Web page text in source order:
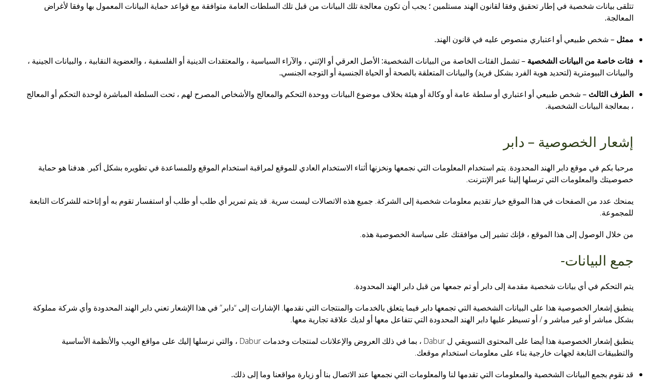
تتلقى بيانات شخصية في إطار تحقيق وفقا لقانون الهند مستلمين ؛ يجب أن تكون معالجة تلك البيانات من قبل تلك السلطات العامة متوافقة مع قواعد حماية البيانات المعمول بها وفقا لأغراض
المعالجة.
ممثل – شخص طبيعي أو اعتباري منصوص عليه في قانون الهند.
فئات خاصة من البيانات الشخصية – تشمل الفئات الخاصة من البيانات الشخصية: الأصل العرقي أو الإثني ، والآراء السياسية ، والمعتقدات الدينية أو الفلسفية ، والعضوية النقابية ، والبيانات الجينية ،
والبيانات البيومترية (لتحديد هوية الفرد بشكل فريد) والبيانات المتعلقة بالصحة أو الحياة الجنسية أو التوجه الجنسي.
الطرف الثالث – شخص طبيعي أو اعتباري أو سلطة عامة أو وكالة أو هيئة بخلاف موضوع البيانات ووحدة التحكم والمعالج والأشخاص المصرح لهم ، تحت السلطة المباشرة لوحدة التحكم أو المعالج
، بمعالجة البيانات الشخصية.
إشعار الخصوصية – دابر
مرحبا بكم في موقع دابر الهند المحدودة. يتم استخدام المعلومات التي نجمعها ونخزنها أثناء الاستخدام العادي للموقع لمراقبة استخدام الموقع وللمساعدة في تطويره بشكل أكبر. هدفنا هو حماية
خصوصيتك والمعلومات التي ترسلها إلينا عبر الإنترنت.
يمنحك عدد من الصفحات في هذا الموقع خيار تقديم معلومات شخصية إلى الشركة. جميع هذه الاتصالات ليست سرية. قد يتم تمرير أي طلب أو طلب أو استفسار تقوم به أو إتاحته للشركات التابعة
للمجموعة.
من خلال الوصول إلى هذا الموقع ، فإنك تشير إلى موافقتك على سياسة الخصوصية هذه.
جمع البيانات-
يتم التحكم في أي بيانات شخصية مقدمة إلى دابر أو تم جمعها من قبل دابر الهند المحدودة.
ينطبق إشعار الخصوصية هذا على البيانات الشخصية التي تجمعها دابر فيما يتعلق بالخدمات والمنتجات التي نقدمها. الإشارات إلى “دابر” في هذا الإشعار تعني دابر الهند المحدودة وأي شركة مملوكة
بشكل مباشر أو غير مباشر و / أو تسيطر عليها دابر الهند المحدودة التي تتفاعل معها أو لديك علاقة تجارية معها.
ينطبق إشعار الخصوصية هذا أيضا على المحتوى التسويقي ل Dabur ، بما في ذلك العروض والإعلانات لمنتجات وخدمات Dabur ، والتي نرسلها إليك على مواقع الويب والأنظمة الأساسية
والتطبيقات التابعة لجهات خارجية بناء على معلومات استخدام موقعك.
قد نقوم بجمع البيانات الشخصية والمعلومات التي تقدمها لنا والمعلومات التي نجمعها عند الاتصال بنا أو زيارة مواقعنا وما إلى ذلك.